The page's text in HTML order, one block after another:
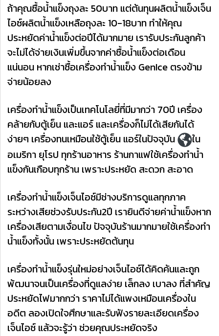
ถ้าคุณซื้อน้ำแข็งถุงละ 50บาท แต่ต้นทุนผลิตน้ำแข็งเจ็น
ไอซ์ผลิตน้ำแข็งเหลือถุงละ 10-18บาท ทำให้คุณ
ประหยัดค่าน้ำแข็งต่อปีได้มากมาย เรารับประกันลูกค้า
จะไม่ได้จ่ายเงินเพิ่มขึ้นจากค่าซื้อน้ำแข็งต่อเดือน
แน่นอน หากเช่าซื้อเครื่องทำน้ำแข็ง GenIce ตรงข้าม
จ่ายน้อยลง
เครื่องทำน้ำแข็งเป็นเทคโนโลยี่ที่มีมากว่า 70ปี เครื่อง
คล้ายกับตู้เย็น และแอร์ และเครื่องก็ไม่ได้เสียกันได้
ง่ายๆ เครื่องทนเหมือนใช้ตู้เย็น แอร์ในปัจจุบัน
ใน
อเมริกา ยุโรป ทุกร้านอาหาร ร้านกาแฟใช้เครื่องทำน้ำ
แข็งกันเกือบทุกร้าน เพราะประหยัด สะดวก สะอาด
เครื่องทำน้ำแข็งเจ็นไอซ์มีช่างบริการดูแลทุกภาค
ระหว่างเสียช่วงรับประกัน2ปี เรายินดีจ่ายค่าน้ำแข็งหาก
เครื่องเสียตามเงื่อนไข ปัจจุบันร้านมากมายใช้เครื่องทำ
น้ำแข็งทั้งนั้น เพราะประหยัดต้นทุน
เครื่องทำน้ำแข็งรุ่นใหม่อย่างเจ็นไอซ์ได้คิดค้นและถูก
พ้ฒนาจนเป็นเครื่องที่ดูแลง่าย เล็กลง เบาลง ที่สำคัญ
ประหยัดไฟมากกว่า ราคาไม่ได้แพงเหมือนเครื่องใน
อดีต ลองเปิดใจศึกษาและรับฟังรายละเอียดเครื่อง
เจ็นไอซ์ แล้วจะรู้ว่า ช่วยคุณประหยัดจริง